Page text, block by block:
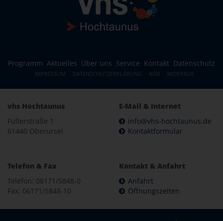
Programm Aktuelles Über uns Service Kontakt Datenschutz
IMPRESSUM DATENSCHUTZERKLÄRUNG AGB WIDERRUF
vhs Hochtaunus
Füllerstraße 1
61440 Oberursel
E-Mail & Internet
info@vhs-hochtaunus.de
Kontaktformular
Telefon & Fax
Telefon: 06171/5848-0
Fax: 06171/5848-10
Kontakt & Anfahrt
Anfahrt
Öffnungszeiten